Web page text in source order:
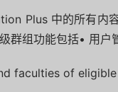
Plus 中的所有内
群组功能包括• 用户
faculties of